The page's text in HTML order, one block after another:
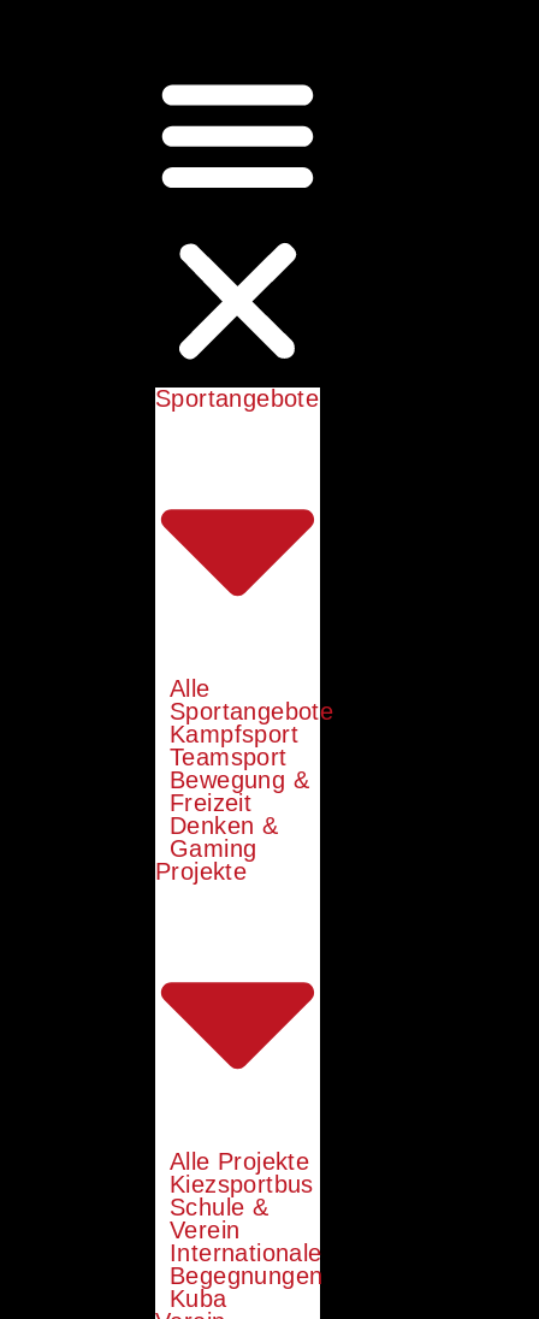
Sportangebote
Alle
Sportangebote
Kampfsport
Teamsport
Bewegung &
Freizeit
Denken &
Gaming
Projekte
Alle Projekte
Kiezsportbus
Schule &
Verein
Internationale
Begegnungen
Kuba